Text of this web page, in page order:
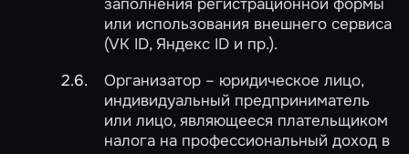
или использования внешнего сервиса
(VK ID, Яндекс ID и пр.).
Организатор – юридическое лицо,
индивидуальный предприниматель
или лицо, являющееся плательщиком
налога на профессиональный доход в